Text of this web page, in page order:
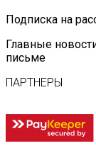
Подписка на
Главные
письме
ПАРТНЕРЫ